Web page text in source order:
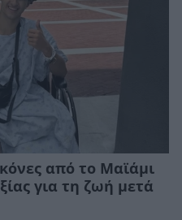
από το Μαϊάμι
για τη ζωή μετά